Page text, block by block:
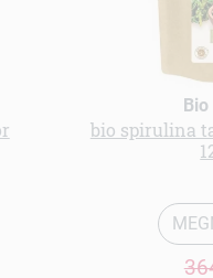
bio spirulina